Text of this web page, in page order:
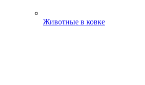
Животные в ковке